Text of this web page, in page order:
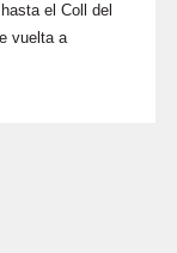
el Coll del
vuelta a